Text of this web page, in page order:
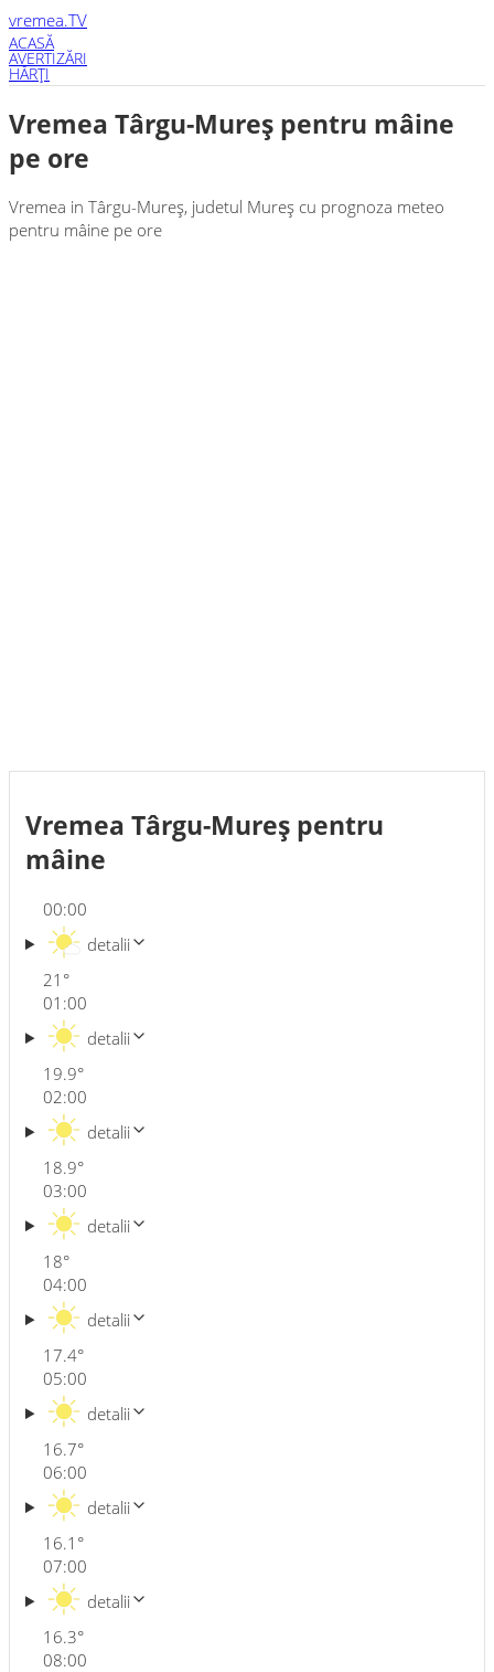
vremea.TV
ACASĂ
AVERTIZĂRI
HĂRŢI
Vremea Târgu-Mureş pentru mâine
pe ore
Vremea in Târgu-Mureş, judetul Mureş cu prognoza meteo
pentru mâine pe ore
Vremea Târgu-Mureş pentru
mâine
00:00
21 °
detalii
01:00
19.9°
detalii
02:00
18.9°
detalii
03:00
18°
detalii
04:00
17.4°
detalii
05:00
16.7°
detalii
06:00
16.1 °
detalii
07:00
16.3°
detalii
08:00